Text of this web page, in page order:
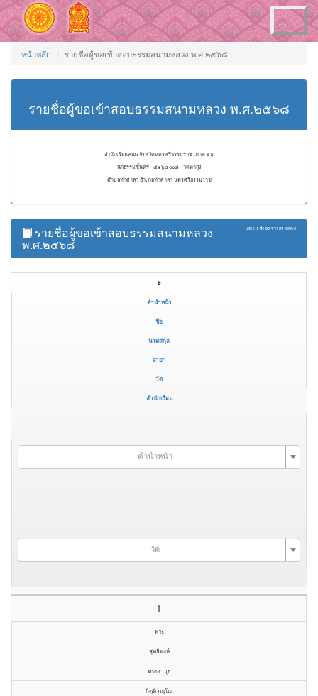
Toggle
navigation
หน้าหลัก รายชื่อผู้ขอเข้าสอบธรรมสนามหลวง พ.ศ.๒๕๖๘
รายชื่อผู้ขอเข้าสอบธรรมสนามหลวง พ.ศ.๒๕๖๘
สำนักเรียนคณะจังหวัดนครศรีธรรมราช ภาค ๑๖
นักธรรมชั้นตรี - ๕๑๖๔๐๐๘ - วัดท่าสูง
ตำบลท่าศาลา อำเภอท่าศาลา นครศรีธรรมราช
แสดง 1 ถึง 50 จาก 57 ผลลัพธ์
รายชื่อผู้ขอเข้าสอบธรรมสนามหลวง
พ.ศ.๒๕๖๘
#
คำนำหน้า
ชื่อ
นามสกุล
ฉายา
วัด
สำนักเรียน
คำนำหน้า
วัด
1
พระ
สุทธิพงษ์
ทรงอาวุธ
กิตฺติวณฺโณ